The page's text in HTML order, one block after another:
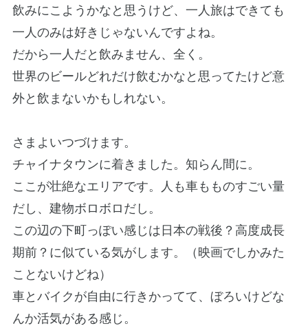
飲みにこようかなと思うけど、一人旅はできても
一人のみは好きじゃないんですよね。
だから一人だと飲みません、全く。
世界のビールどれだけ飲むかなと思ってたけど意
外と飲まないかもしれない。
さまよいつづけます。
チャイナタウンに着きました。知らん間に。
ここが壮絶なエリアです。人も車もものすごい量
だし、建物ボロボロだし。
この辺の下町っぽい感じは日本の戦後？高度成長
期前？に似ている気がします。（映画でしかみた
ことないけどね）
車とバイクが自由に行きかってて、ぼろいけどな
んか活気がある感じ。